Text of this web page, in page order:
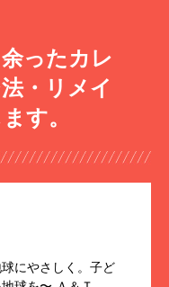
ったカレ
・リメイ
す。
にやさしく。子ど